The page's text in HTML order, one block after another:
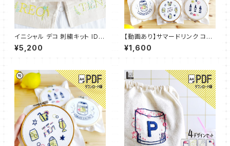
イニシャル デコ 刺繍キット IDE
able ボタニカル：ID_K03
¥5,200
【動画あり】サマードリンク コレ
クション コンプリートパックサマ
ードリンク コレクション コンプ
¥1,600